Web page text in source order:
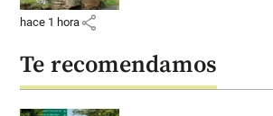
hace 1 hora share
Te recomendamos